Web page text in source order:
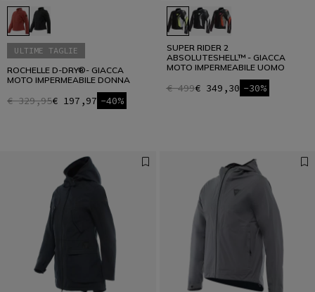
ULTIME TAGLIE
ROCHELLE D-DRY®- GIACCA
MOTO IMPERMEABILE DONNA
€ 329,95€ 197,97 -40%
SUPER RIDER 2
ABSOLUTESHELL™ - GIACCA
MOTO IMPERMEABILE UOMO
€ 499€ 349,30 -30%